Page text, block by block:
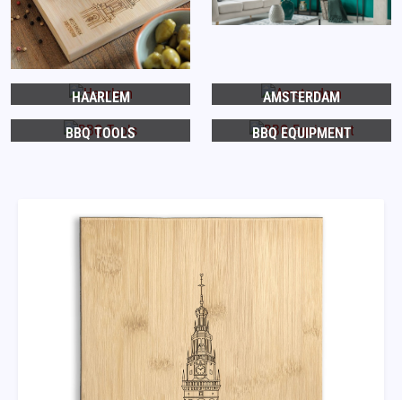
HAARLEM AMSTERDAM
BBQ TOOLS BBQ EQUIPMENT